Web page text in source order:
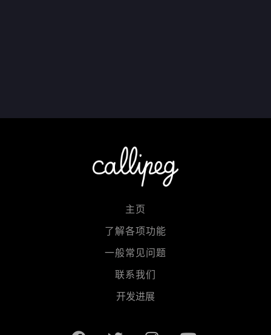
主页
了解各项功能
一般常见问题
联系我们
开发进展